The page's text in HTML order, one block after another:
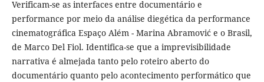
Verificam-se as interfaces entre documentário e
performance por meio da análise diegética da performance
cinematográfica Espaço Além - Marina Abramović e o Brasil,
de Marco Del Fiol. Identifica-se que a imprevisibilidade
narrativa é almejada tanto pelo roteiro aberto do
documentário quanto pelo acontecimento performático que